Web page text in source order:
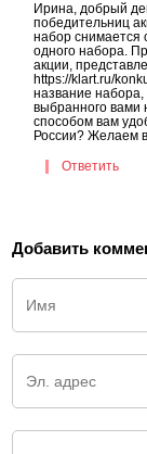
Ирина, добрый
победительниц
набор снимается
одного набора.
акции,
https://klart.ru/
название набора,
выбранного вами
способом вам
России? Желаем
Ответить
Добавить